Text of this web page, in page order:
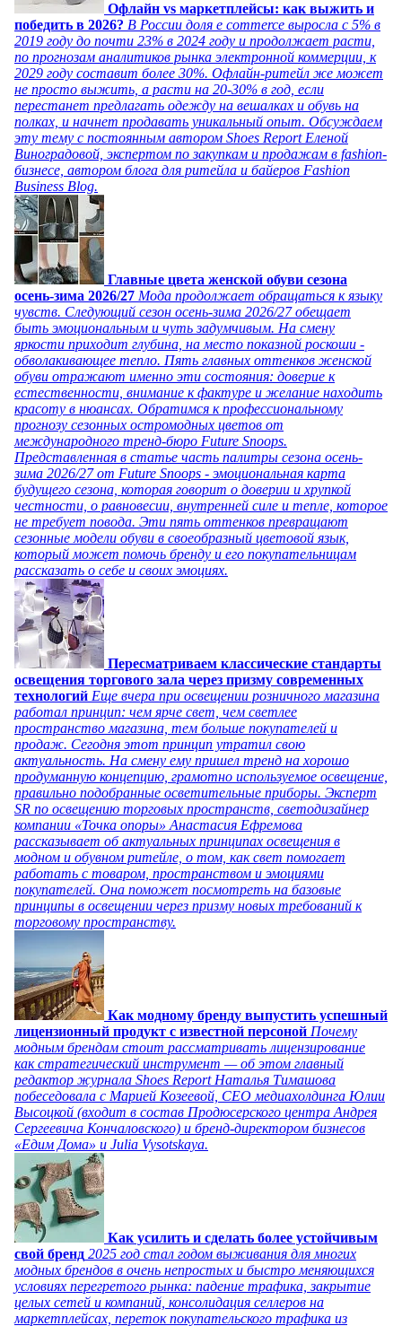
Офлайн vs маркетплейсы: как выжить и
победить в 2026? В России доля e commerce выросла с 5% в
2019 году до почти 23% в 2024 году и продолжает расти,
по прогнозам аналитиков рынка электронной коммерции, к
2029 году составит более 30%. Офлайн-ритейл же может
не просто выжить, а расти на 20-30% в год, если
перестанет предлагать одежду на вешалках и обувь на
полках, и начнет продавать уникальный опыт. Обсуждаем
эту тему с постоянным автором Shoes Report Еленой
Виноградовой, экспертом по закупкам и продажам в fashion-
бизнесе, автором блога для ритейла и байеров Fashion
Business Blog.
Главные цвета женской обуви сезона
осень-зима 2026/27 Мода продолжает обращаться к языку
чувств. Следующий сезон осень-зима 2026/27 обещает
быть эмоциональным и чуть задумчивым. На смену
яркости приходит глубина, на место показной роскоши -
обволакивающее тепло. Пять главных оттенков женской
обуви отражают именно эти состояния: доверие к
естественности, внимание к фактуре и желание находить
красоту в нюансах. Обратимся к профессиональному
прогнозу сезонных остромодных цветов от
международного тренд-бюро Future Snoops.
Представленная в статье часть палитры сезона осень-
зима 2026/27 от Future Snoops - эмоциональная карта
будущего сезона, которая говорит о доверии и хрупкой
честности, о равновесии, внутренней силе и тепле, которое
не требует повода. Эти пять оттенков превращают
сезонные модели обуви в своеобразный цветовой язык,
который может помочь бренду и его покупательницам
рассказать о себе и своих эмоциях.
Пересматриваем классические стандарты
освещения торгового зала через призму современных
технологий Еще вчера при освещении розничного магазина
работал принцип: чем ярче свет, чем светлее
пространство магазина, тем больше покупателей и
продаж. Сегодня этот принцип утратил свою
актуальность. На смену ему пришел тренд на хорошо
продуманную концепцию, грамотно используемое освещение,
правильно подобранные осветительные приборы. Эксперт
SR по освещению торговых пространств, светодизайнер
компании «Точка опоры» Анастасия Ефремова
рассказывает об актуальных принципах освещения в
модном и обувном ритейле, о том, как свет помогает
работать с товаром, пространством и эмоциями
покупателей. Она поможет посмотреть на базовые
принципы в освещении через призму новых требований к
торговому пространству.
Как модному бренду выпустить успешный
лицензионный продукт с известной персоной Почему
модным брендам стоит рассматривать лицензирование
как стратегический инструмент — об этом главный
редактор журнала Shoes Report Наталья Тимашова
побеседовала с Марией Козеевой, СЕО медиахолдинга Юлии
Высоцкой (входит в состав Продюсерского центра Андрея
Сергеевича Кончаловского) и бренд-директором бизнесов
«Едим Дома» и Julia Vysotskaya.
Как усилить и сделать более устойчивым
свой бренд 2025 год стал годом выживания для многих
модных брендов в очень непростых и быстро меняющихся
условиях перегретого рынка: падение трафика, закрытие
целых сетей и компаний, консолидация селлеров на
маркетплейсах, переток покупательского трафика из